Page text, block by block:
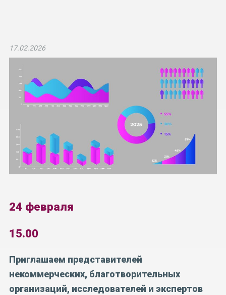
17.02.2026
24 февраля
15.00
Приглашаем представителей
некоммерческих, благотворительных
организаций, исследователей и экспертов